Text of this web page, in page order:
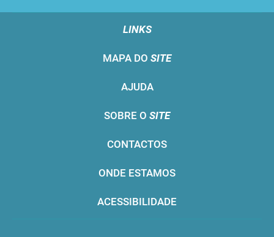
LINKS
MAPA DO SITE
AJUDA
SOBRE O SITE
CONTACTOS
ONDE ESTAMOS
ACESSIBILIDADE